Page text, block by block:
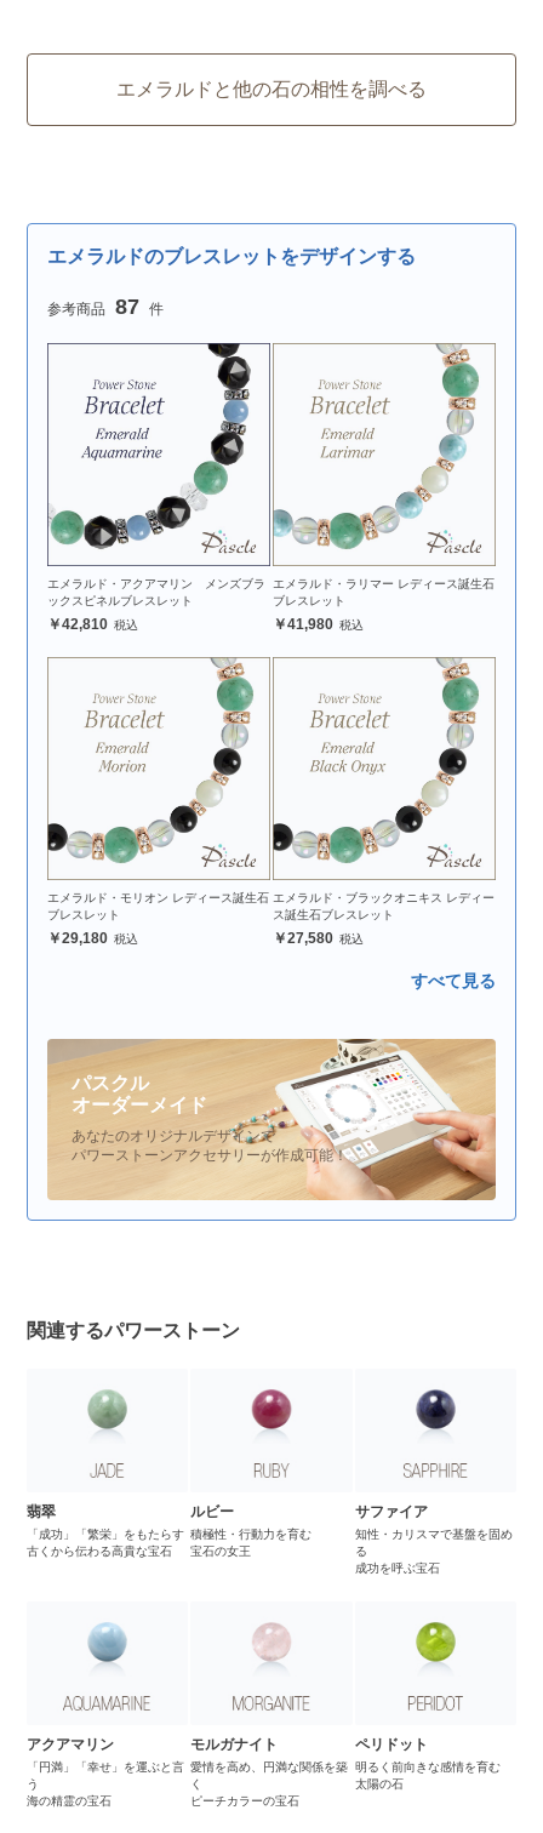
エメラルドと他の石の相性を調べる
エメラルドのブレスレットをデザインする
87
エメラルド・アクアマリン メンズブラ
ックスピネルブレスレット
42,810
エメラルド・ラリマー レディース誕生石
ブレスレット
41,980
エメラルド・モリオン レディース誕生石
ブレスレット
29,180
エメラルド・ブラックオニキス レディー
ス誕生石ブレスレット
27,580
すべて見る
パスクル
オーダーメイド
あなたのオリジナルデザインで
パワーストーンアクセサリーが作成可能！
関連するパワーストーン
翡翠
「成功」「繁栄」をもたらす
古くから伝わる高貴な宝石
ルビー
積極性・行動力を育む
宝石の女王
サファイア
知性・カリスマで基盤を固め
る
成功を呼ぶ宝石
アクアマリン
「円満」「幸せ」を運ぶと言
う
海の精霊の宝石
モルガナイト
愛情を高め、円満な関係を築
く
ピーチカラーの宝石
ペリドット
明るく前向きな感情を育む
太陽の石